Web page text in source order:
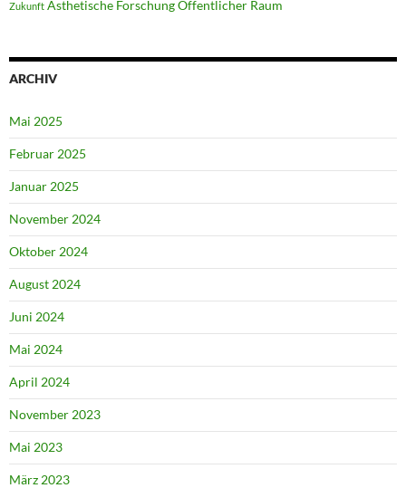
Zukunft Ästhetische ForschungÖffentlicher Raum
ARCHIV
Mai 2025
Februar 2025
Januar 2025
November 2024
Oktober 2024
August 2024
Juni 2024
Mai 2024
April 2024
November 2023
Mai 2023
März 2023